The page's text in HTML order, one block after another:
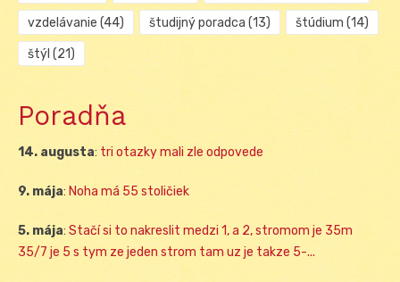
vzdelávanie (44) študijný poradca (13) štúdium (14)
štýl (21)
Poradňa
14. augusta: tri otazky mali zle odpovede
9. mája: Noha má 55 stoličiek
5. mája: Stačí si to nakreslit medzi 1, a 2, stromom je 35m
35/7 je 5 s tym ze jeden strom tam uz je takze 5-...